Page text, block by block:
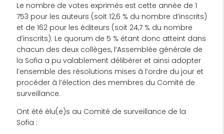
Le nombre de votes exprimés est cette année de 1
753 pour les auteurs (soit 12,6 % du nombre d’inscrits)
et de 162 pour les éditeurs (soit 24,7 % du nombre
d’inscrits). Le quorum de 5 % étant donc atteint dans
chacun des deux collèges, l’Assemblée générale de
la Sofia a pu valablement délibérer et ainsi adopter
l’ensemble des résolutions mises à l’ordre du jour et
procéder à l’élection des membres du Comité de
surveillance.
Ont été élu(e)s au Comité de surveillance de la
Sofia :